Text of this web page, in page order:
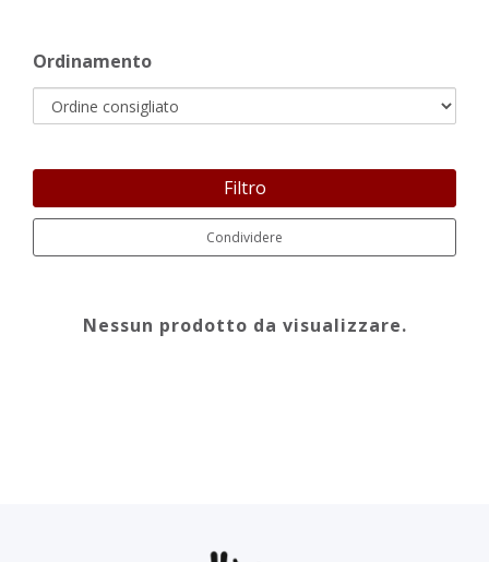
Ordinamento
Filtro
Condividere
Nessun prodotto da visualizzare.